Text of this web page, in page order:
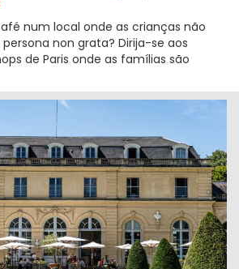
num local onde as crianças não
non grata? Dirija-se aos
de Paris onde as famílias são